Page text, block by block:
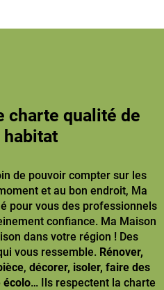
charte qualité de
de pouvoir compter sur les
et au bon endroit, Ma
pour vous des professionnels
confiance. Ma Maison
dans votre région ! Des
vous ressemble. Rénover,
, décorer, isoler, faire des
écolo… Ils respectent la charte